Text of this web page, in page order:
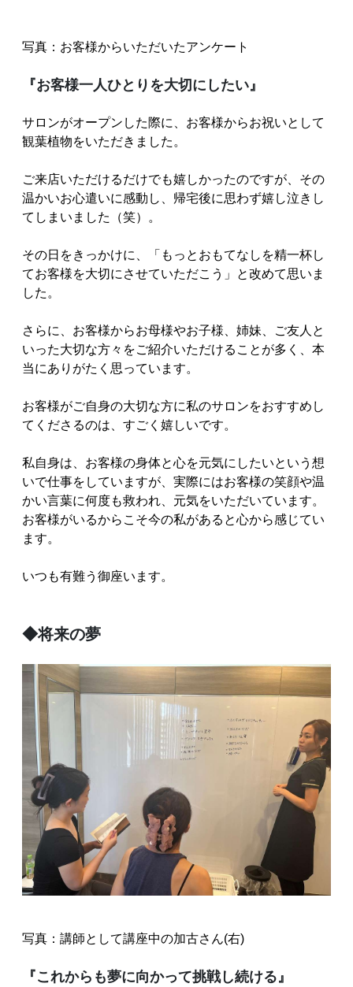
写真：お客様からいただいたアンケート
『お客様一人ひとりを大切にしたい』
サロンがオープンした際に、お客様からお祝いとして
観葉植物をいただきました。
ご来店いただけるだけでも嬉しかったのですが、その
温かいお心遣いに感動し、帰宅後に思わず嬉し泣きし
てしまいました（笑）。
その日をきっかけに、「もっとおもてなしを精一杯し
てお客様を大切にさせていただこう」と改めて思いま
した。
さらに、お客様からお母様やお子様、姉妹、ご友人と
いった大切な方々をご紹介いただけることが多く、本
当にありがたく思っています。
お客様がご自身の大切な方に私のサロンをおすすめし
てくださるのは、すごく嬉しいです。
私自身は、お客様の身体と心を元気にしたいという想
いで仕事をしていますが、実際にはお客様の笑顔や温
かい言葉に何度も救われ、元気をいただいています。
お客様がいるからこそ今の私があると心から感じてい
ます。
いつも有難う御座います。
◆将来の夢
写真：講師として講座中の加古さん(右)
『これからも夢に向かって挑戦し続ける』